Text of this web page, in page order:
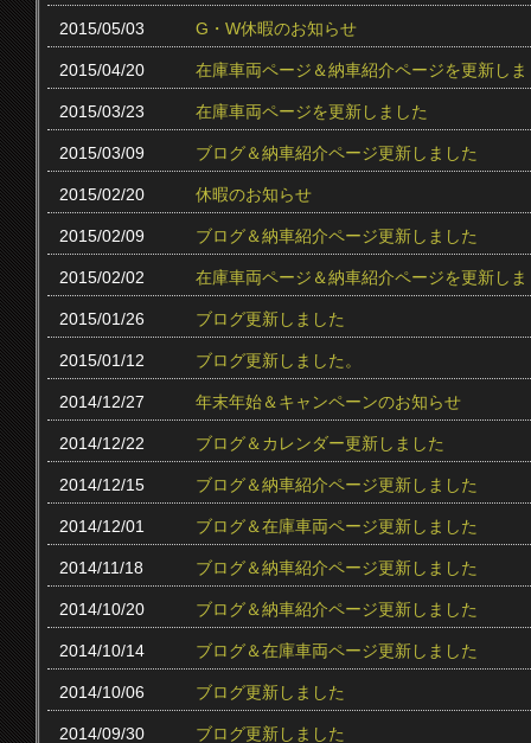
2015/05/03 G・W休暇のお知らせ
2015/04/20 在庫車両ページ＆納車紹介ページを更新し
2015/03/23 在庫車両ページを更新しました
2015/03/09 ブログ＆納車紹介ページ更新しました
2015/02/20 休暇のお知らせ
2015/02/09 ブログ＆納車紹介ページ更新しました
2015/02/02 在庫車両ページ＆納車紹介ページを更新し
2015/01/26 ブログ更新しました
2015/01/12 ブログ更新しました。
2014/12/27 年末年始＆キャンペーンのお知らせ
2014/12/22 ブログ＆カレンダー更新しました
2014/12/15 ブログ＆納車紹介ページ更新しました
2014/12/01 ブログ＆在庫車両ページ更新しました
2014/11/18 ブログ＆納車紹介ページ更新しました
2014/10/20 ブログ＆納車紹介ページ更新しました
2014/10/14 ブログ＆在庫車両ページ更新しました
2014/10/06 ブログ更新しました
2014/09/30 ブログ更新しました